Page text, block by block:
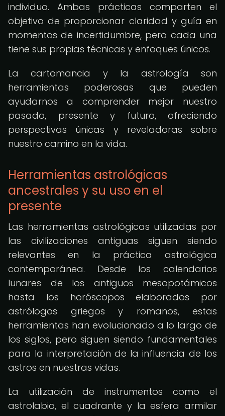
individuo. Ambas prácticas comparten el
objetivo de proporcionar claridad y guía en
momentos de incertidumbre, pero cada una
tiene sus propias técnicas y enfoques únicos.
La cartomancia y la astrología son
herramientas poderosas que pueden
ayudarnos a comprender mejor nuestro
pasado, presente y futuro, ofreciendo
perspectivas únicas y reveladoras sobre
nuestro camino en la vida.
Herramientas astrológicas
ancestrales y su uso en el
presente
Las herramientas astrológicas utilizadas por
las civilizaciones antiguas siguen siendo
relevantes en la práctica astrológica
contemporánea. Desde los calendarios
lunares de los antiguos mesopotámicos
hasta los horóscopos elaborados por
astrólogos griegos y romanos, estas
herramientas han evolucionado a lo largo de
los siglos, pero siguen siendo fundamentales
para la interpretación de la influencia de los
astros en nuestras vidas.
La utilización de instrumentos como el
astrolabio, el cuadrante y la esfera armilar